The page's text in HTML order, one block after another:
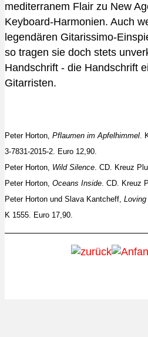
mediterranem Flair zu New
Keyboard-Harmonien. Auch
legendären Gitarissimo-
so tragen sie doch stets
Handschrift - die Handschrift
Gitarristen.
Peter Horton, Pflaumen im Apfelhimmel.
3-7831-2015-2. Euro 12,90.
Peter Horton, Wild Silence. CD. Kreuz
Peter Horton, Oceans Inside. CD. Kreuz
Peter Horton und Slava Kantcheff, Loving
K 1555. Euro 17,90.